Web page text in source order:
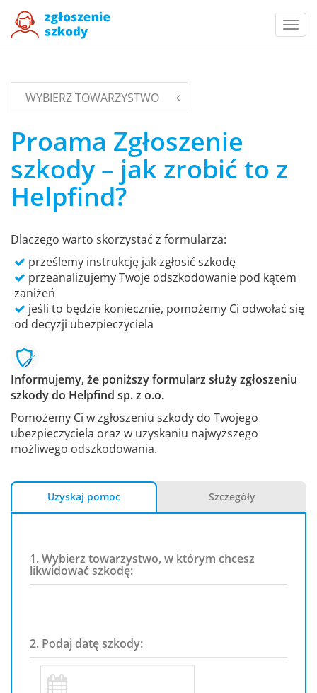
WYBIERZ TOWARZYSTWO
Proama Zgłoszenie
szkody – jak zrobić to z
Helpfind?
Dlaczego warto skorzystać z formularza:
prześlemy instrukcję jak zgłosić szkodę
przeanalizujemy Twoje odszkodowanie pod kątem
zaniżeń
jeśli to będzie koniecznie, pomożemy Ci odwołać się
od decyzji ubezpieczyciela
Informujemy, że poniższy formularz służy zgłoszeniu
szkody do Helpfind sp. z o.o.
Pomożemy Ci w zgłoszeniu szkody do Twojego
ubezpieczyciela oraz w uzyskaniu najwyższego
możliwego odszkodowania.
Uzyskaj pomoc Szczegóły
1. Wybierz towarzystwo, w którym chcesz
likwidować szkodę:
2. Podaj datę szkody: